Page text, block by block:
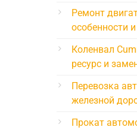
Ремонт
особенности
Коленвал
ресурс и
Перевозка
железной
Прокат